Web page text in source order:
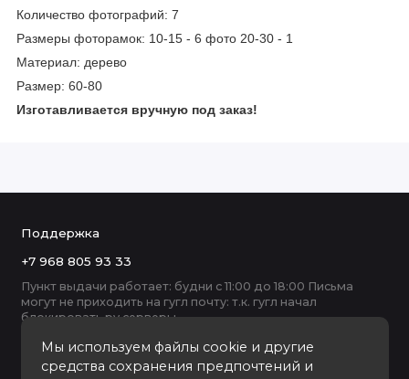
Количество фотографий: 7
Размеры фоторамок: 10-15 - 6 фото 20-30 - 1
Материал: дерево
Размер: 60-80
Изготавливается вручную под заказ!
Мы используем файлы cookie и другие
средства сохранения предпочтений и
Поддержка
+7 968 805 93 33
Пункт выдачи работает: будни с 11:00 до 18:00 Письма
могут не приходить на гугл почту: т.к. гугл начал
блокировать ру серверы